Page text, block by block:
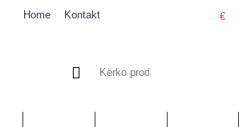
Home Kontakt €